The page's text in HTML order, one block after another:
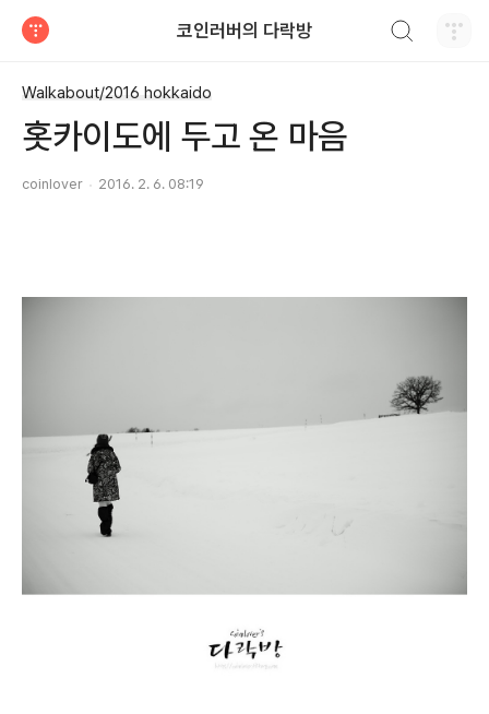
코인러버의 다락방
Walkabout/2016 hokkaido
홋카이도에 두고 온 마음
coinlover 2016. 2. 6. 08:19